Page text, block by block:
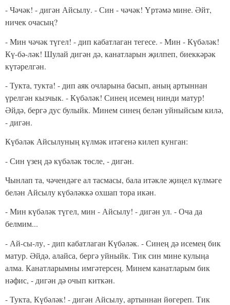
- Чәчәк! - дигән Айсылу. - Син - чәчәк! Үртәмә мине. Әйт,
ничек очасың?
- Мин чәчәк түгел! - дип кабатлаган тегесе. - Мин - Күбәләк!
Кү-бә-ләк! Шулай дигән дә, канатларын җилпеп, биеккәрәк
күтәрелгән.
- Тукта, тукта! - дип аяк очларына басып, аның артыннан
үрелгән кыз­чык. - Күбәләк! Синең исемең нинди матур!
Әйдә, бергә дус булыйк. Минем синең белән уйныйсым килә,
- дигән.
Күбәләк Айсылуның күлмәк итәгенә килеп кунган:
- Син үзең дә күбәләк төсле, - дигән.
Чынлап та, чәчендәге ал тасмасы, бала итәкле җиңел күлмәге
белән Айсы­лу күбәләккә охшап тора икән.
- Мин күбәләк түгел, мин - Айсылу! - дигән ул. - Оча да
белмим...
- Ай-сы-лу, - дип кабатлаган Күбәләк. - Синең дә исемең бик
матур. Әйдә, алайса, бергә уйныйк. Тик син мине кулыңа
алма. Канатларымны имгәтерсең. Минем канатларым бик
нәфис, - дигән дә очып киткән.
- Тукта, Күбәләк! - дигән Айсылу, артыннан йөгереп. Тик